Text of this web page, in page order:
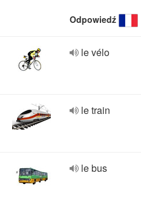
Odpowiedź
le vélo
le train
le bus